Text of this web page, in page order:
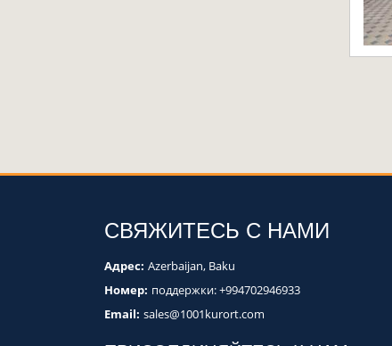
СВЯЖИТЕСЬ С НАМИ
Адрес: Azerbaijan, Baku
Номер: поддержки:+994702946933
Email: sales@1001kurort.com